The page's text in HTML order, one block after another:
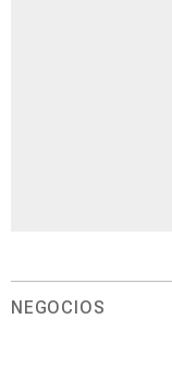
NEGOCIOS